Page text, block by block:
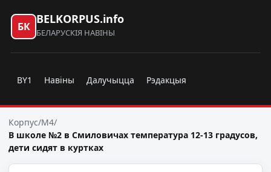
БК
BELKORPUS.info
БЕЛАРУСКІЯ НАВІНЫ
BY1 Навіны Далучыцца Рэдакцыя
Корпус/M4/
В школе №2 в Смиловичах температура 12-13 градусов,
дети сидят в куртках